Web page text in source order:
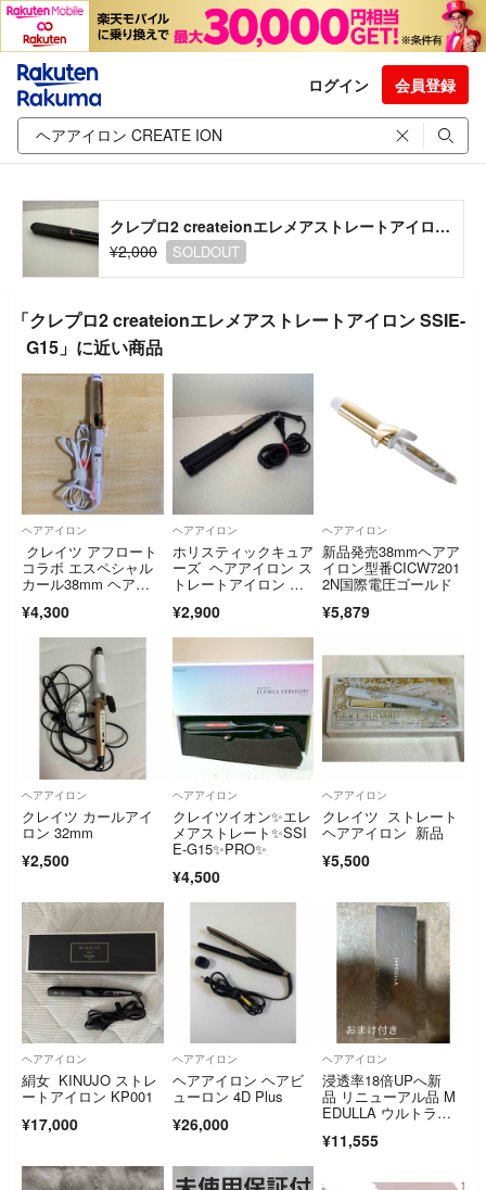
ログイン 会員登録
クレプロ2 createionエレメアストレートアイロン SSIE-G15
¥2,000
SOLDOUT
「クレプロ2 createionエレメアストレートアイロン SSIE-
G15」に近い商品
ヘアアイロン
クレイツ アフロート
コラボ エスペシャル
カール38mm ヘアア
¥4,300
ヘアアイロン
ホリスティックキュア
ーズ ヘアアイロン ス
トレートアイロン ブ
¥2,900
ヘアアイロン
新品発売38mmヘアア
イロン型番CICW7201
2N国際電圧ゴールド
¥5,879
ヘアアイロン
クレイツ カールアイ
ロン 32mm
¥2,500
ヘアアイロン
クレイツイオン✨エレ
メアストレート✨SSI
E-G15✨PRO✨
¥4,500
ヘアアイロン
クレイツ ストレート
ヘアアイロン 新品
¥5,500
ヘアアイロン
絹女 KINUJO ストレ
ートアイロン KP001
¥17,000
ヘアアイロン
ヘアアイロン ヘアビ
ューロン 4D Plus
¥26,000
ヘアアイロン
浸透率18倍UPへ新
品 リニューアル品 M
EDULLA ウルトラシ
¥11,555